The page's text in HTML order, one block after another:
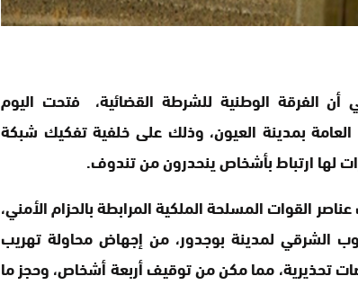
أن الفرقة الوطنية للشرطة القضائية، فتحت اليوم
العامة بمدينة العيون، وذلك على خلفية تفكيك شبكة
لها ارتباط بأشخاص ينحدرون من تندوف.
القوات المسلحة الملكية المرابطة بالحزام الأمني،
من الجنوب الشرقي لمدينة بوجدور، من إجهاض محاولة تهريب
تحذيرية، مما مكن من توقيف أربعة أشخاص، وحجز ما